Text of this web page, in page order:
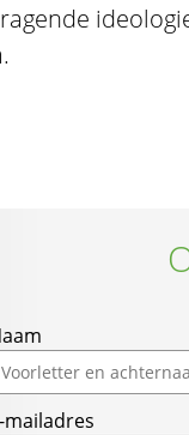
mailadres